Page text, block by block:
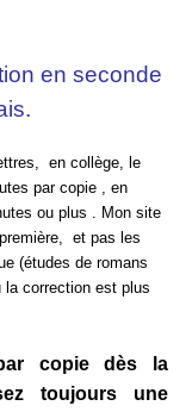
en seconde
en collège, le
par copie , en
ou plus . Mon site
et pas les
(études de romans
la correction est plus
copie dès la
toujours une